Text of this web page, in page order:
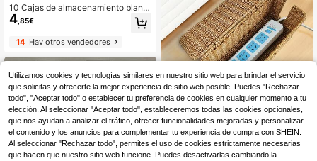
10 Cajas de almacenamiento blanc
as, Cestas de almacenamiento apil
ables blancas, Cajas organizadora
s, Pueden almacenar aperitivos de
escritorio, Cubos de almacenamient
o de plástico blanco apilables con a
sorden del escritorio, Adecuados pa
ra bebé, guardería, estantería, sala
de juegos, dormitorio, oficina, armar
io, hogar
4 ,85€
14Hay otros vendedores
bles para papelería, ropa, juguetes,
cosméticos, organizador de escritor
io, cesta de regalo ideal
Caja de almacenamiento rectangul
ar de regleta eléctrica de estilo rústi
co de material de ratán
6 Left
14 ,63€ 14,68€
Utilizamos cookies y tecnologías similares en nuestro sitio web para brindar el servicio
que solicitas y ofrecerte la mejor experiencia de sitio web posible. Puedes "Rechazar
todo", "Aceptar todo" o establecer tu preferencia de cookies en cualquier momento a tu
elección. Al seleccionar "Aceptar todo", estableceremos todas las cookies opcionales,
que nos ayudan a analizar el tráfico, ofrecer funcionalidades mejoradas y personalizar
el contenido y los anuncios para complementar tu experiencia de compra con SHEIN.
Al seleccionar "Rechazar todo", permites el uso de cookies estrictamente necesarias
que hacen que nuestro sitio web funcione. Puedes desactivarlas cambiando la